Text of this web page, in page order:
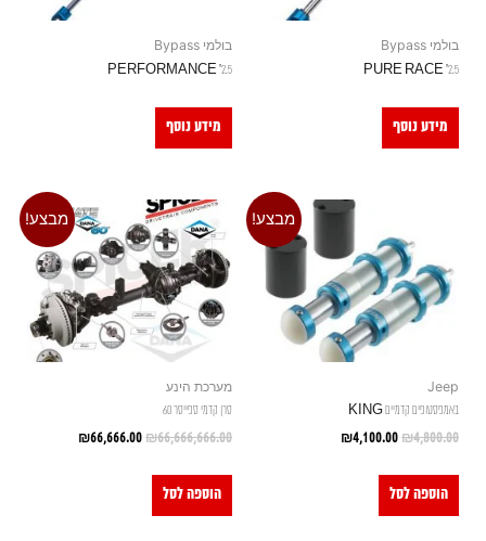
בולמי Bypass
2.5" PURE RACE
מידע נוסף
בולמי Bypass
2.5" PERFORMANCE
מידע נוסף
מבצע!
Jeep
באמפסטופים קדמיים KING
₪4,800.00
₪4,100.00
הוספה לסל
מבצע!
מערכת הינע
סרן קדמי ספייסר 60
₪66,666,666.00
₪66,666.00
הוספה לסל